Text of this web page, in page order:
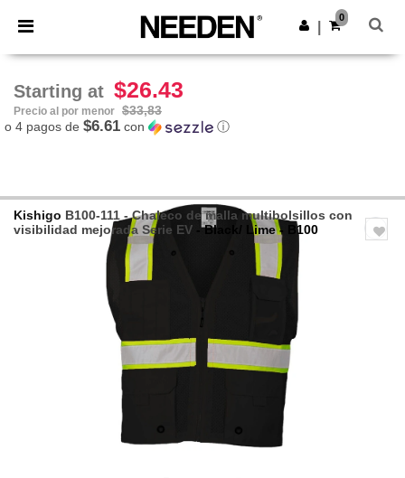
× App de Needen
¡Mejores precios en app!
Descargar app
0
Starting at $26.43
Precio al por menor $33,83
o 4 pagos de $6.61 con ⓘ
Kishigo B100-111 - Chaleco de malla multibolsillos con
visibilidad mejorada Serie EV - Black/ Lime - B100